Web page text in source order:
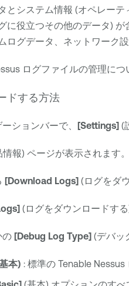
とシステム情報 (オペレー
に役立つその他のデータ) が
ログデータ、ネットワーク
ログファイルの管理につ
ドする方法
ションバーで、 [Settings] (
情報) ページが表示されます。
[Download Logs] (ログをダ
(ログをダウンロードす
の [Debug Log Type] (デバッ
本) : 標準の Tenable Nessus